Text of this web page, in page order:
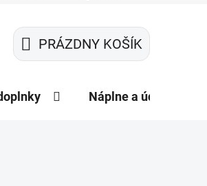
NÁKUPNÝ
KOŠÍK
PRÁZDNY KOŠÍK
Náplne a údržba